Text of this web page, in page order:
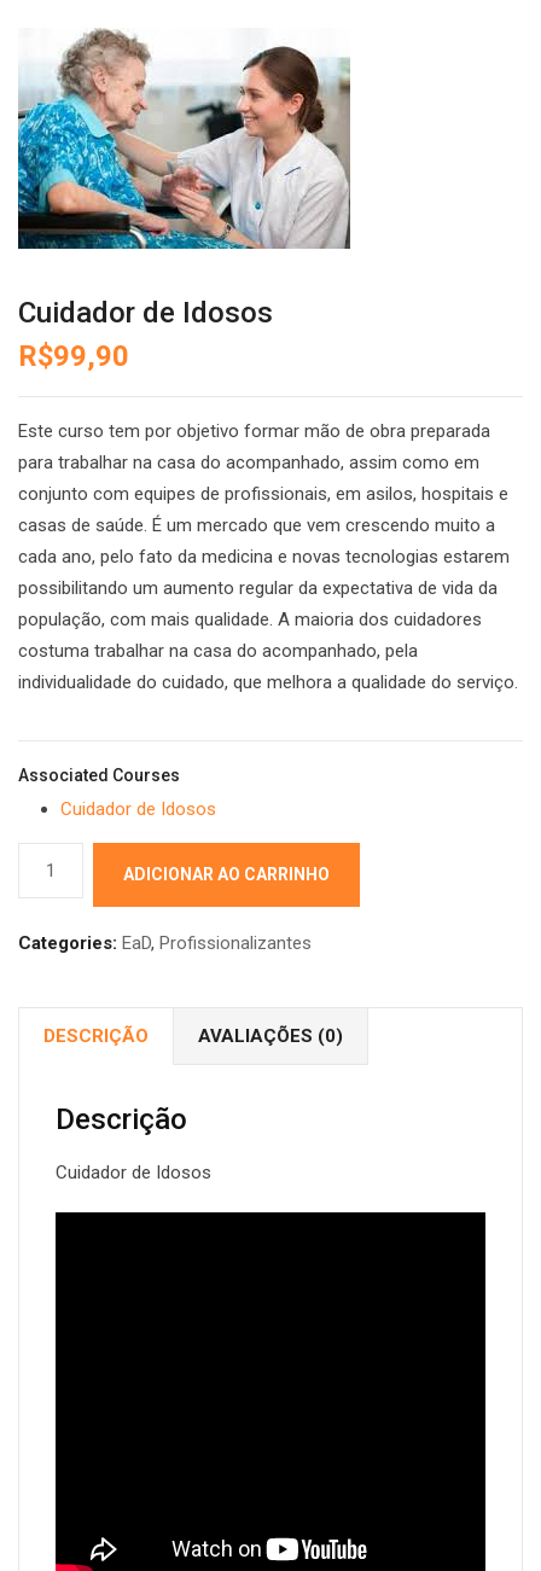
Cuidador de Idosos
R$99,90
Este curso tem por objetivo formar mão de obra preparada
para trabalhar na casa do acompanhado, assim como em
conjunto com equipes de profissionais, em asilos, hospitais e
casas de saúde. É um mercado que vem crescendo muito a
cada ano, pelo fato da medicina e novas tecnologias estarem
possibilitando um aumento regular da expectativa de vida da
população, com mais qualidade. A maioria dos cuidadores
costuma trabalhar na casa do acompanhado, pela
individualidade do cuidado, que melhora a qualidade do serviço.
Associated Courses
Cuidador de Idosos
quantidade
ADICIONAR AO CARRINHO
Categories: EaD, Profissionalizantes
DESCRIÇÃO AVALIAÇÕES (0)
Descrição
Cuidador de Idosos